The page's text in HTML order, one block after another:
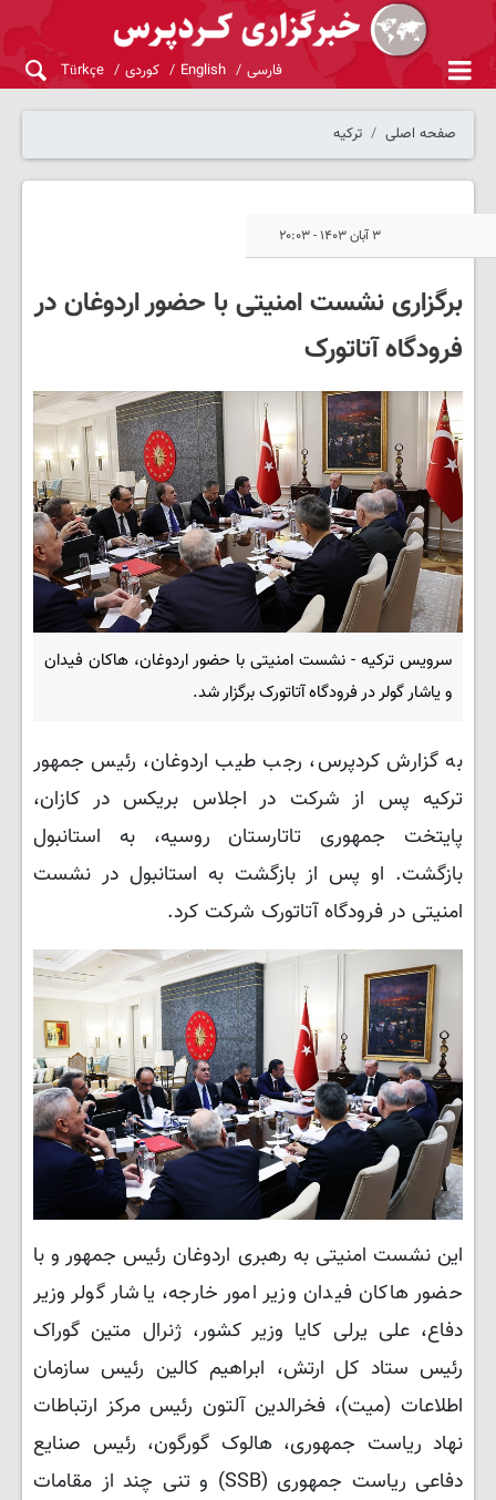
فارسی English کوردی Türkçe
صفحه اصلی ترکیه
۳ آبان ۱۴۰۳ - ۲۰:۰۳
برگزاری نشست امنیتی با حضور اردوغان در
فرودگاه آتاتورک
سرویس ترکیه - نشست امنیتی با حضور اردوغان، هاکان فیدان
و یاشار گولر در فرودگاه آتاتورک برگزار شد.
به گزارش کردپرس، رجب طیب اردوغان، رئیس جمهور
ترکیه پس از شرکت در اجلاس بریکس در کازان،
پایتخت جمهوری تاتارستان روسیه، به استانبول
بازگشت. او پس از بازگشت به استانبول در نشست
امنیتی در فرودگاه آتاتورک شرکت کرد.
این نشست امنیتی به رهبری اردوغان رئیس جمهور و با
حضور هاکان فیدان وزیر امور خارجه، یاشار گولر وزیر
دفاع، علی یرلی کایا وزیر کشور، ژنرال متین گوراک
رئیس ستاد کل ارتش، ابراهیم کالین رئیس سازمان
اطلاعات (میت)، فخرالدین آلتون رئیس مرکز ارتباطات
نهاد ریاست جمهوری، هالوک گورگون، رئیس صنایع
دفاعی ریاست جمهوری (SSB) و تنی چند از مقامات